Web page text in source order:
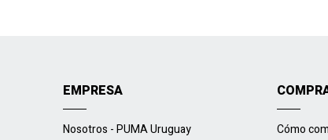
EMPRESA
Nosotros - PUMA Uruguay
Cómo